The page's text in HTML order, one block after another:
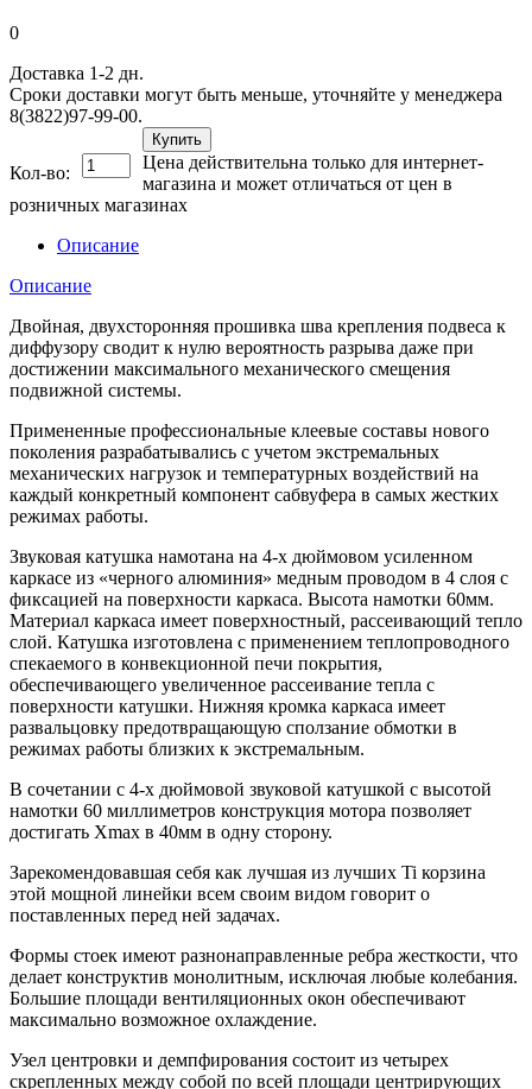
0
Доставка 1-2 дн.
Сроки доставки могут быть меньше, уточняйте у менеджера
8(3822)97-99-00.
Кол-во:
Купить
Цена действительна только для интернет-
магазина и может отличаться от цен в
розничных магазинах
Описание
Описание
Двойная, двухсторонняя прошивка шва крепления подвеса к
диффузору сводит к нулю вероятность разрыва даже при
достижении максимального механического смещения
подвижной системы.
Примененные профессиональные клеевые составы нового
поколения разрабатывались с учетом экстремальных
механических нагрузок и температурных воздействий на
каждый конкретный компонент сабвуфера в самых жестких
режимах работы.
Звуковая катушка намотана на 4-х дюймовом усиленном
каркасе из «черного алюминия» медным проводом в 4 слоя с
фиксацией на поверхности каркаса. Высота намотки 60мм.
Материал каркаса имеет поверхностный, рассеивающий тепло
слой. Катушка изготовлена с применением теплопроводного
спекаемого в конвекционной печи покрытия,
обеспечивающего увеличенное рассеивание тепла с
поверхности катушки. Нижняя кромка каркаса имеет
развальцовку предотвращающую сползание обмотки в
режимах работы близких к экстремальным.
В сочетании с 4-х дюймовой звуковой катушкой с высотой
намотки 60 миллиметров конструкция мотора позволяет
достигать Хmax в 40мм в одну сторону.
Зарекомендовавшая себя как лучшая из лучших Ti корзина
этой мощной линейки всем своим видом говорит о
поставленных перед ней задачах.
Формы стоек имеют разнонаправленные ребра жесткости, что
делает конструктив монолитным, исключая любые колебания.
Большие площади вентиляционных окон обеспечивают
максимально возможное охлаждение.
Узел центровки и демпфирования состоит из четырех
скрепленных между собой по всей площади центрирующих